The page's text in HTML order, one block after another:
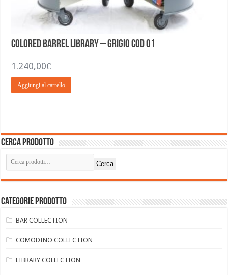
Colored Barrel Library – Grigio COD 01
1.240,00€
Aggiungi al carrello
Cerca prodotto
Cerca
Categorie prodotto
BAR COLLECTION
COMODINO COLLECTION
LIBRARY COLLECTION